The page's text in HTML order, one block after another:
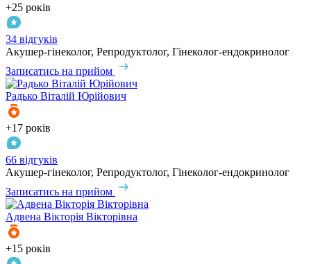
+25 років
34 відгуків
Акушер-гінеколог, Репродуктолог, Гінеколог-ендокринолог
Записатись на прийом
Радько Віталій Юрійович
+17 років
66 відгуків
Акушер-гінеколог, Репродуктолог, Гінеколог-ендокринолог
Записатись на прийом
Адвена Вікторія Вікторівна
+15 років